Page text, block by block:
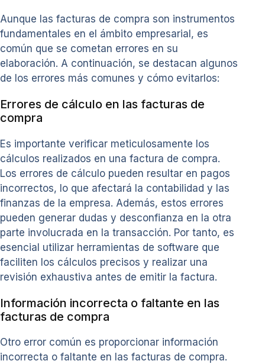
Aunque las facturas de compra son instrumentos
fundamentales en el ámbito empresarial, es
común que se cometan errores en su
elaboración. A continuación, se destacan algunos
de los errores más comunes y cómo evitarlos:
Errores de cálculo en las facturas de
compra
Es importante verificar meticulosamente los
cálculos realizados en una factura de compra.
Los errores de cálculo pueden resultar en pagos
incorrectos, lo que afectará la contabilidad y las
finanzas de la empresa. Además, estos errores
pueden generar dudas y desconfianza en la otra
parte involucrada en la transacción. Por tanto, es
esencial utilizar herramientas de software que
faciliten los cálculos precisos y realizar una
revisión exhaustiva antes de emitir la factura.
Información incorrecta o faltante en las
facturas de compra
Otro error común es proporcionar información
incorrecta o faltante en las facturas de compra.